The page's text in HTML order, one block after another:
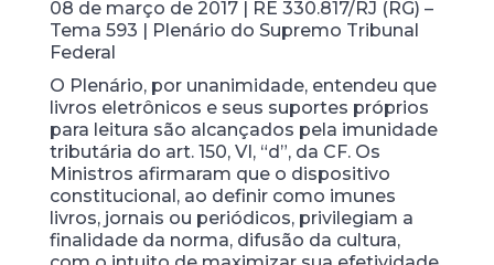
08 de março de 2017 | RE 330.817/RJ (RG) –
Tema 593 | Plenário do Supremo Tribunal
Federal
O Plenário, por unanimidade, entendeu que
livros eletrônicos e seus suportes próprios
para leitura são alcançados pela imunidade
tributária do art. 150, VI, “d”, da CF. Os
Ministros afirmaram que o dispositivo
constitucional, ao definir como imunes
livros, jornais ou periódicos, privilegiam a
finalidade da norma, difusão da cultura,